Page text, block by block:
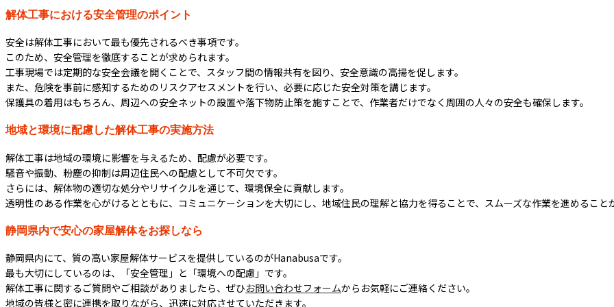
解体工事における安全管理のポイント
安全は解体工事において最も優先されるべき事項です。
このため、安全管理を徹底することが求められます。
工事現場では定期的な安全会議を開くことで、スタッフ間の情報共有を図り、安全意識の高揚を促します。
また、危険を事前に感知するためのリスクアセスメントを行い、必要に応じた安全対策を講じます。
保護具の着用はもちろん、周辺への安全ネットの設置や落下物防止策を施すことで、作業者だけでなく周囲の人々の安全も確保します。
地域と環境に配慮した解体工事の実施方法
解体工事は地域の環境に影響を与えるため、配慮が必要です。
騒音や振動、粉塵の抑制は周辺住民への配慮として不可欠です。
さらには、解体物の適切な処分やリサイクルを通じて、環境保全に貢献します。
透明性のある作業を心がけるとともに、コミュニケーションを大切にし、地域住民の理解と協力を得ることで、スムーズな作業を進めること
静岡県内で安心の家屋解体をお探しなら
静岡県内にて、質の高い家屋解体サービスを提供しているのがHanabusaです。
最も大切にしているのは、「安全管理」と「環境への配慮」です。
解体工事に関するご質問やご相談がありましたら、ぜひお問い合わせフォームからお気軽にご連絡ください。
地域の皆様と密に連携を取りながら、迅速に対応させていただきます。